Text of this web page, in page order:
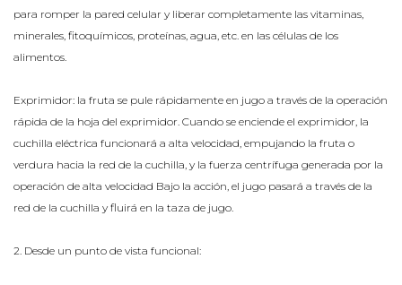
para romper la pared celular y liberar completamente las vitaminas,
minerales, fitoquímicos, proteínas, agua, etc. en las células de los
alimentos.
Exprimidor: la fruta se pule rápidamente en jugo a través de la operación
rápida de la hoja del exprimidor. Cuando se enciende el exprimidor, la
cuchilla eléctrica funcionará a alta velocidad, empujando la fruta o
verdura hacia la red de la cuchilla, y la fuerza centrífuga generada por la
operación de alta velocidad Bajo la acción, el jugo pasará a través de la
red de la cuchilla y fluirá en la taza de jugo.
2. Desde un punto de vista funcional: